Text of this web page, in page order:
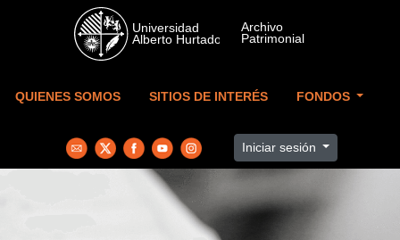
Skip to main content
QUIENES SOMOS SITIOS DE INTERÉS FONDOS
Iniciar sesión